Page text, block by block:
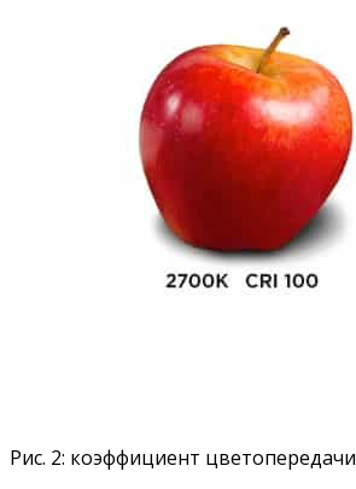
Рис. 2: коэффициент цветопередачи